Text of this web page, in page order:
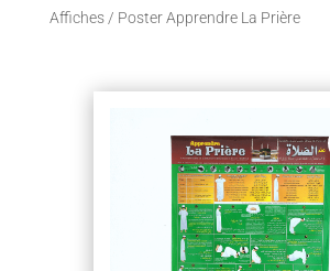
Affiches/ Poster Apprendre La Prière